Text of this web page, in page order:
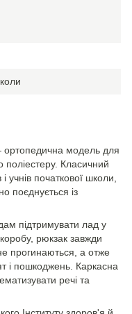
модель для
поліестеру. Класичний
учнів початкової школи,
поєднується із
підтримувати лад у
рюкзак завжди
прогинаються, а отже
і пошкоджень. Каркасна
речі та